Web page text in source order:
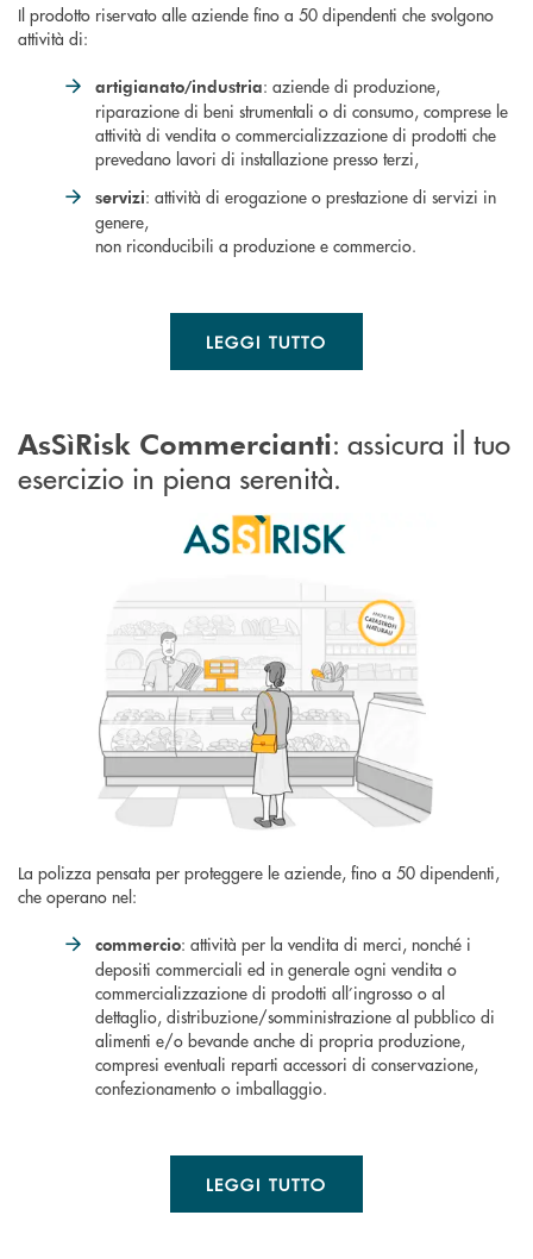
Il prodotto riservato alle aziende fino a 50 dipendenti che svolgono
attività di:
artigianato/industria: aziende di produzione,
riparazione di beni strumentali o di consumo, comprese le
attività di vendita o commercializzazione di prodotti che
prevedano lavori di installazione presso terzi,
servizi: attività di erogazione o prestazione di servizi in
genere,
non riconducibili a produzione e commercio.
LEGGI TUTTO
AsSìRisk Commercianti: assicura il tuo
esercizio in piena serenità.
La polizza pensata per proteggere le aziende, fino a 50 dipendenti,
che operano nel:
commercio: attività per la vendita di merci, nonché i
depositi commerciali ed in generale ogni vendita o
commercializzazione di prodotti all’ingrosso o al
dettaglio, distribuzione/somministrazione al pubblico di
alimenti e/o bevande anche di propria produzione,
compresi eventuali reparti accessori di conservazione,
confezionamento o imballaggio.
LEGGI TUTTO